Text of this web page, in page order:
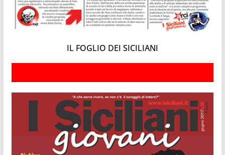
IL FOGLIO DEI SICILIANI